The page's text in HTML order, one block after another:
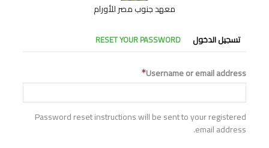
معهد جنوب مصر للأورام
التبويبات
الأساسية
تسجيل الدخول RESET YOUR PASSWORD
Username or email address
Password reset instructions will be sent to your registered
email address.